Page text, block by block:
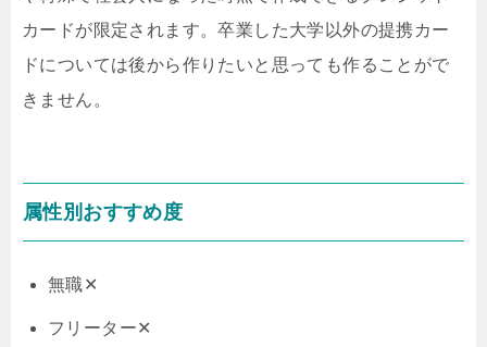
カードが限定されます。卒業した大学以外の提携カー
ドについては後から作りたいと思っても作ることがで
きません。
属性別おすすめ度
無職✕
フリーター✕